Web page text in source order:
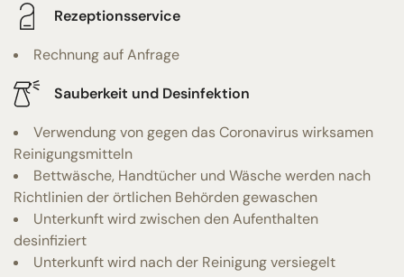
Rezeptionsservice
Rechnung auf Anfrage
Sauberkeit und Desinfektion
Verwendung von gegen das Coronavirus wirksamen
Reinigungsmitteln
Bettwäsche, Handtücher und Wäsche werden nach
Richtlinien der örtlichen Behörden gewaschen
Unterkunft wird zwischen den Aufenthalten
desinfiziert
Unterkunft wird nach der Reinigung versiegelt